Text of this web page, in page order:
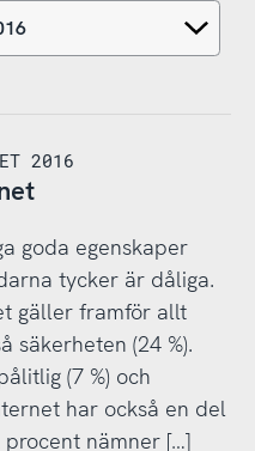
2016
goda egenskaper
tycker är dåliga.
gäller framför allt
säkerheten (24 %).
(7 %) och
har också en del
procent nämner […]